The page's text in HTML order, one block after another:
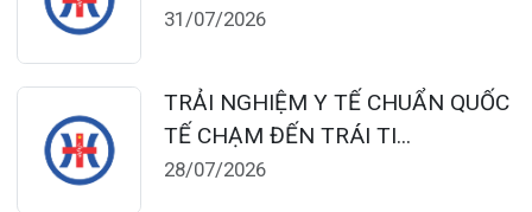
23/07/2026
Đặt lịch khám